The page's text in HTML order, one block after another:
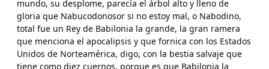
mundo, su desplome, parecía el árbol alto y lleno de
gloria que Nabucodonosor si no estoy mal, o Nabodino,
total fue un Rey de Babilonia la grande, la gran ramera
que menciona el apocalipsis y que fornica con los Estados
Unidos de Norteamérica, digo, con la bestia salvaje que
tiene como diez cuernos, porque es que Babilonia la